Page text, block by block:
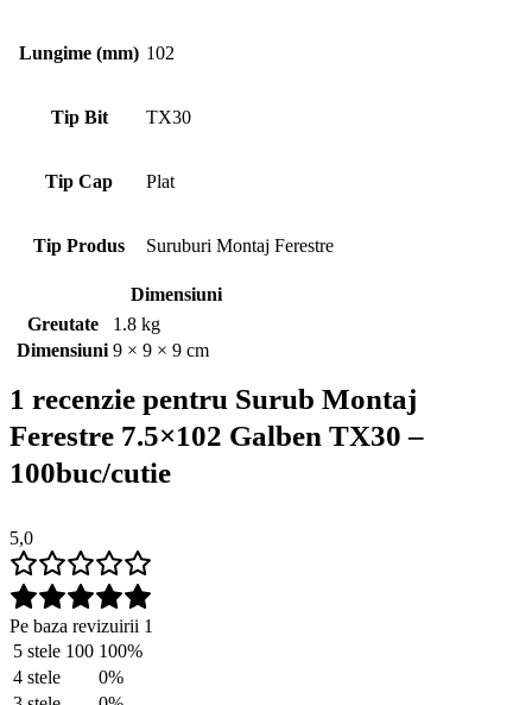
Lungime (mm) 102
Tip Bit TX30
Tip Cap Plat
Tip Produs Suruburi Montaj Ferestre
Dimensiuni
Greutate
1.8 kg
Dimensiuni 9 × 9 × 9 cm
1 recenzie pentru Surub Montaj
Ferestre 7.5×102 Galben TX30 –
100buc/cutie
5,0
Pe baza revizuirii 1
5 stele 100 100%
4 stele
0%